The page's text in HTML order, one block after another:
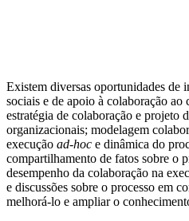
Existem diversas oportunidades de
sociais e de apoio à colaboração
estratégia de colaboração e projeto
organizacionais; modelagem
execução ad-hoc e dinâmica do
compartilhamento de fatos sobre o
desempenho da colaboração na
e discussões sobre o processo em
melhorá-lo e ampliar o